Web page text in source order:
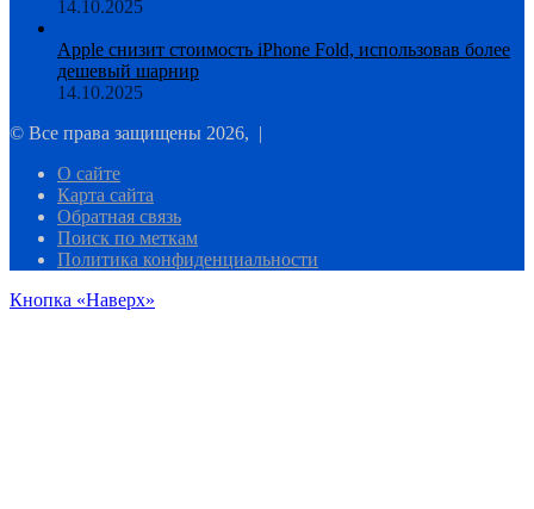
14.10.2025
Apple снизит стоимость iPhone Fold, использовав более
дешевый шарнир
14.10.2025
© Все права защищены 2026, |
О сайте
Карта сайта
Обратная связь
Поиск по меткам
Политика конфиденциальности
Кнопка «Наверх»